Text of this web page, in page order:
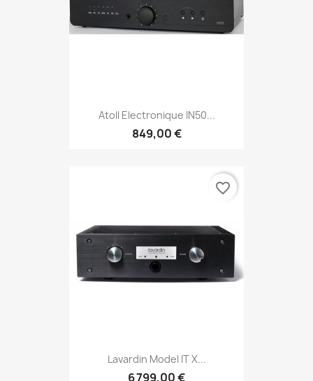
Atoll Electronique IN50...
849,00 €
Lavardin Model IT X...
6 799,00 €
favorite_border